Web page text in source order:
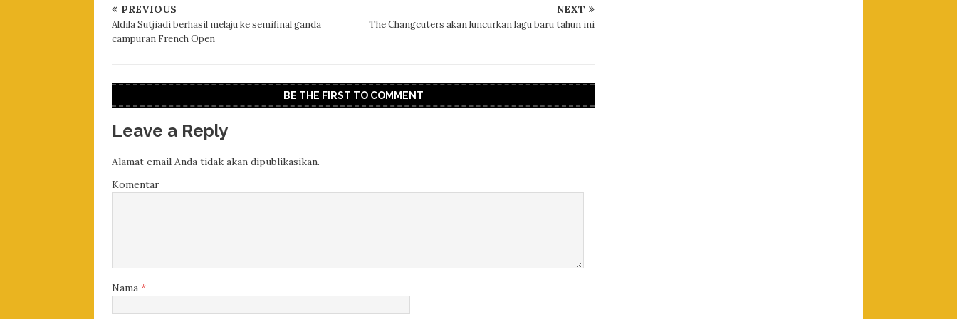
PREVIOUS
Aldila Sutjiadi berhasil melaju ke semifinal ganda
campuran French Open
NEXT
The Changcuters akan luncurkan lagu baru tahun ini
BE THE FIRST TO COMMENT
Leave a Reply
Alamat email Anda tidak akan dipublikasikan.
Komentar
Nama *